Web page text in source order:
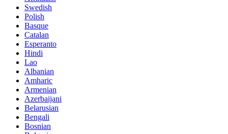
Swedish
Polish
Basque
Catalan
Esperanto
Hindi
Lao
Albanian
Amharic
Armenian
Azerbaijani
Belarusian
Bengali
Bosnian